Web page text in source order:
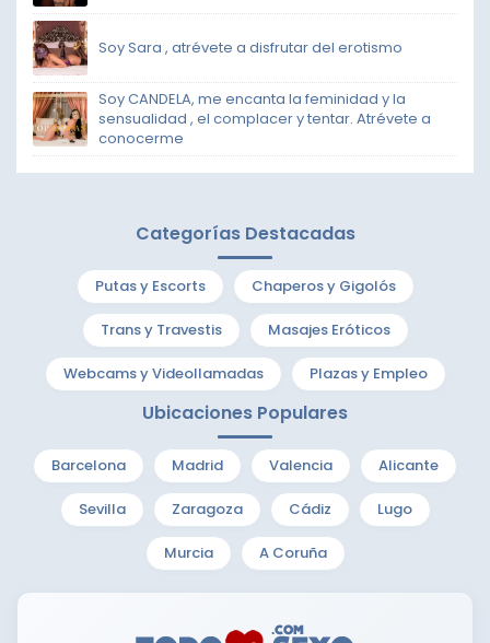
Soy Sara , atrévete a disfrutar del erotismo
Soy CANDELA, me encanta la feminidad y la
sensualidad , el complacer y tentar. Atrévete a
conocerme
Categorías Destacadas
Putas y Escorts Chaperos y Gigolós
Trans y Travestis Masajes Eróticos
Webcams y Videollamadas Plazas y Empleo
Ubicaciones Populares
Barcelona Madrid Valencia Alicante
Sevilla Zaragoza Cádiz Lugo
Murcia A Coruña